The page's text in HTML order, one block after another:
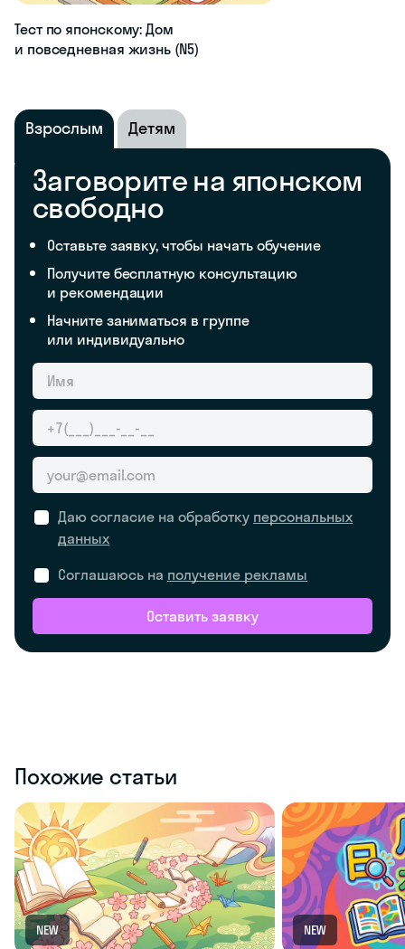
Тест по японскому: Дом
и повседневная жизнь (N5)
Взрослым Детям
Заговорите на японском
свободно
Оставьте заявку, чтобы начать обучение
Получите бесплатную консультацию
и рекомендации
Начните заниматься в группе
или индивидуально
Даю согласие на обработку персональных
данных
Соглашаюсь на получение рекламы
Оставить заявку
Похожие статьи
NEW NEW